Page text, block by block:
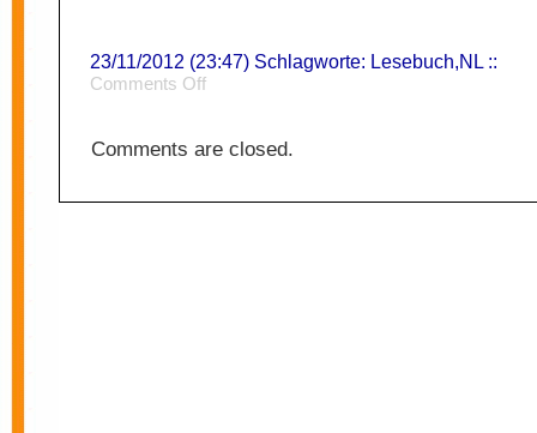
23/11/2012 (23:47) Schlagworte: Lesebuch,NL ::
Comments Offon
Comments are closed.